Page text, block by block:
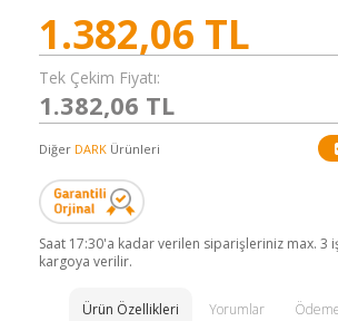
1.382,06 TL
Tek Çekim Fiyatı:
1.382,06 TL
Diğer DARK Ürünleri
Saat 17:30'a kadar verilen siparişleriniz max. 3
kargoya verilir.
Ürün Özellikleri Yorumlar